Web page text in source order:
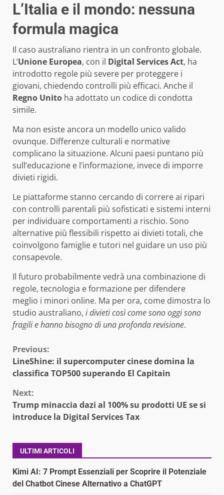
L’Italia e il mondo: nessuna
formula magica
Il caso australiano rientra in un confronto globale.
L’Unione Europea, con il Digital Services Act, ha
introdotto regole più severe per proteggere i
giovani, chiedendo controlli più efficaci. Anche il
Regno Unito ha adottato un codice di condotta
simile.
Ma non esiste ancora un modello unico valido
ovunque. Differenze culturali e normative
complicano la situazione. Alcuni paesi puntano più
sull’educazione e l’informazione, invece di imporre
divieti rigidi.
Le piattaforme stanno cercando di correre ai ripari
con controlli parentali più sofisticati e sistemi interni
per individuare comportamenti a rischio. Sono
alternative più flessibili rispetto ai divieti totali, che
coinvolgono famiglie e tutori nel guidare un uso più
consapevole.
Il futuro probabilmente vedrà una combinazione di
regole, tecnologia e formazione per difendere
meglio i minori online. Ma per ora, come dimostra lo
studio australiano, i divieti così come sono oggi sono
fragili e hanno bisogno di una profonda revisione.
Continue
Reading
Previous:
LineShine: il supercomputer cinese domina la
classifica TOP500 superando El Capitain
Next:
Trump minaccia dazi al 100% su prodotti UE se si
introduce la Digital Services Tax
ULTIMI ARTICOLI
Kimi AI: 7 Prompt Essenziali per Scoprire il Potenziale
del Chatbot Cinese Alternativo a ChatGPT